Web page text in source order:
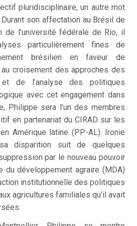
pluridisciplinaire, un autre mot
son affectation au Brésil de
de l’université fédérale de Rio, il
particulièrement fines de
brésilien en faveur de
au croisement des approches des
de l’analyse des politiques
avec cet engagement dans
Philippe sera l’un des membres
en partenariat du CIRAD sur les
Amérique latine (PP-AL). Ironie
disparition suit de quelques
par le nouveau pouvoir
du développement agraire (MDA)
institutionnelle des politiques
agricultures familiales qu’il avait